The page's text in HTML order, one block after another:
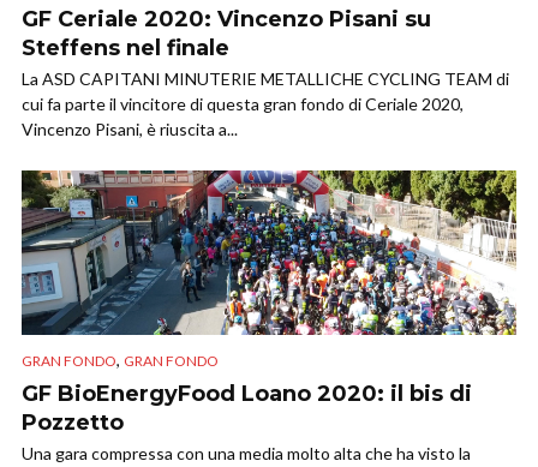
GF Ceriale 2020: Vincenzo Pisani su
Steffens nel finale
La ASD CAPITANI MINUTERIE METALLICHE CYCLING TEAM di
cui fa parte il vincitore di questa gran fondo di Ceriale 2020,
Vincenzo Pisani, è riuscita a...
GRAN FONDO, GRAN FONDO
GF BioEnergyFood Loano 2020: il bis di
Pozzetto
Una gara compressa con una media molto alta che ha visto la